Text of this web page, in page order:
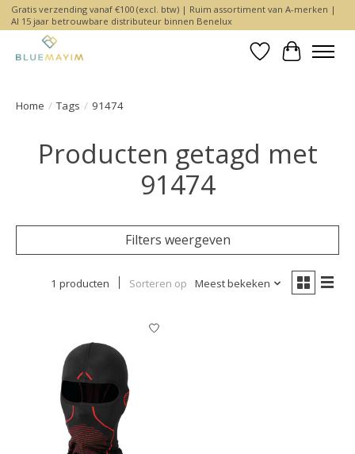
Gratis verzending vanaf €100 (excl. btw) | Ruim assortiment van A-merken |
Al 15 jaar betrouwbare distributeur binnen Benelux
Verlanglijst
Home / Tags / 91474
Producten getagd met
91474
Filters weergeven
1 producten Sorteren op Meest bekeken